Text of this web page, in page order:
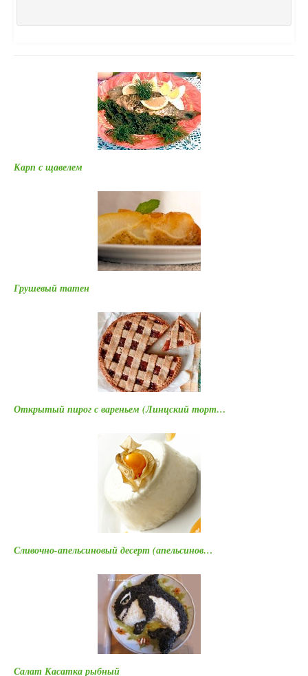
Карп с щавелем
Грушевый татен
Открытый пирог с вареньем (Линцский торт…
Сливочно-апельсиновый десерт (апельсинов…
Салат Касатка рыбный